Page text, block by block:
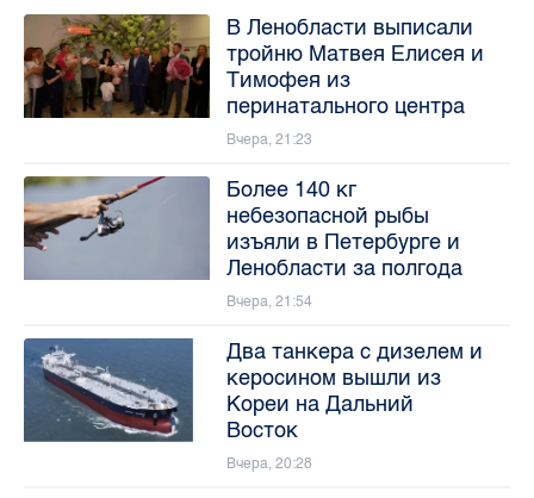
В Ленобласти выписали
тройню Матвея Елисея и
Тимофея из
перинатального центра
Вчера, 21:23
Более 140 кг
небезопасной рыбы
изъяли в Петербурге и
Ленобласти за полгода
Вчера, 21:54
Два танкера с дизелем и
керосином вышли из
Кореи на Дальний
Восток
Вчера, 20:28